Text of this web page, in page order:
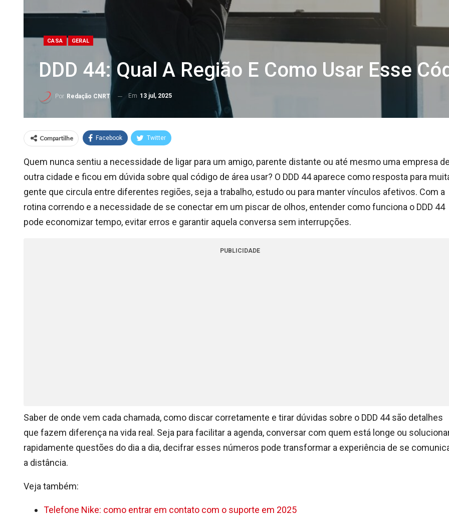
CASA GERAL
DDD 44: Qual A Região E Como Usar Esse
Por Redação CNRT Em 13 jul, 2025
Compartilhe Facebook Twitter
Quem nunca sentiu a necessidade de ligar para um amigo, parente distante ou até mesmo uma empresa
outra cidade e ficou em dúvida sobre qual código de área usar? O DDD 44 aparece como resposta para
gente que circula entre diferentes regiões, seja a trabalho, estudo ou para manter vínculos afetivos. Com a
rotina correndo e a necessidade de se conectar em um piscar de olhos, entender como funciona o DDD 44
pode economizar tempo, evitar erros e garantir aquela conversa sem interrupções.
PUBLICIDADE
Saber de onde vem cada chamada, como discar corretamente e tirar dúvidas sobre o DDD 44 são detalhes
que fazem diferença na vida real. Seja para facilitar a agenda, conversar com quem está longe ou
rapidamente questões do dia a dia, decifrar esses números pode transformar a experiência de se
a distância.
Veja também:
Telefone Nike: como entrar em contato com o suporte em 2025